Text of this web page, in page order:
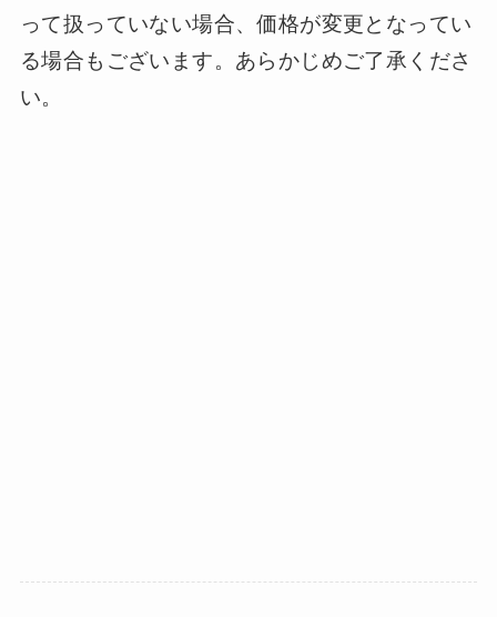
って扱っていない場合、価格が変更となってい
る場合もございます。あらかじめご了承くださ
い。